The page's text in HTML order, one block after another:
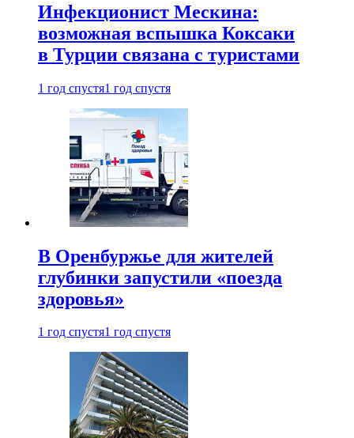
Инфекционист Мескина:
возможная вспышка Коксаки
в Турции связана с туристами
1 год спустя1 год спустя
В Оренбуржье для жителей
глубинки запустили «поезда
здоровья»
1 год спустя1 год спустя